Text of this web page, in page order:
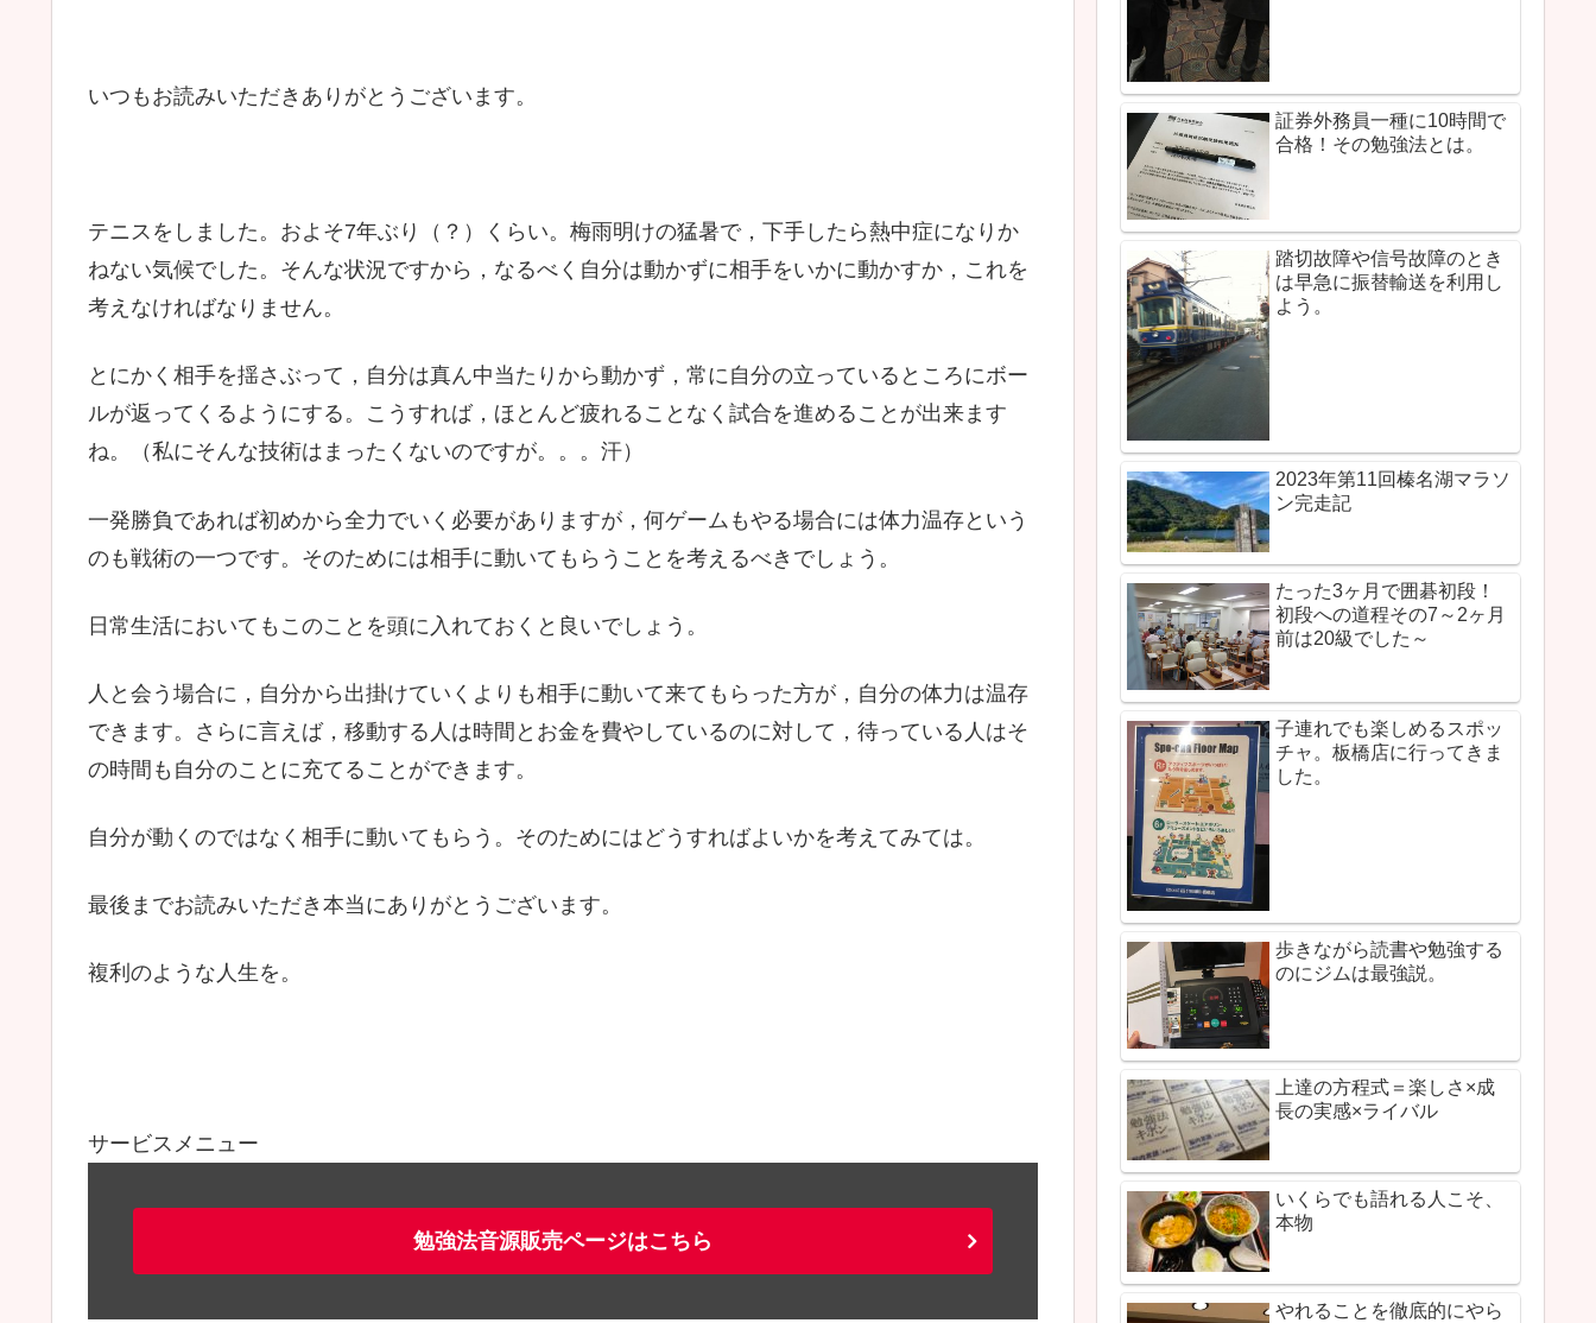
いつもお読みいただきありがとうございます。
テニスをしました。およそ7年ぶり（？）くらい。梅雨明けの猛暑で，下手したら熱中症になりか
ねない気候でした。そんな状況ですから，なるべく自分は動かずに相手をいかに動かすか，これを
考えなければなりません。
とにかく相手を揺さぶって，自分は真ん中当たりから動かず，常に自分の立っているところにボー
ルが返ってくるようにする。こうすれば，ほとんど疲れることなく試合を進めることが出来ます
ね。（私にそんな技術はまったくないのですが。。。汗）
一発勝負であれば初めから全力でいく必要がありますが，何ゲームもやる場合には体力温存という
のも戦術の一つです。そのためには相手に動いてもらうことを考えるべきでしょう。
日常生活においてもこのことを頭に入れておくと良いでしょう。
人と会う場合に，自分から出掛けていくよりも相手に動いて来てもらった方が，自分の体力は温存
できます。さらに言えば，移動する人は時間とお金を費やしているのに対して，待っている人はそ
の時間も自分のことに充てることができます。
自分が動くのではなく相手に動いてもらう。そのためにはどうすればよいかを考えてみては。
最後までお読みいただき本当にありがとうございます。
複利のような人生を。
サービスメニュー
勉強法音源販売ページはこちら
証券外務員一種に10時間で
合格！その勉強法とは。
踏切故障や信号故障のとき
は早急に振替輸送を利用し
よう。
2023年第11回榛名湖マラソ
ン完走記
たった3ヶ月で囲碁初段！
初段への道程その7～2ヶ月
前は20級でした～
子連れでも楽しめるスポッ
チャ。板橋店に行ってきま
した。
歩きながら読書や勉強する
のにジムは最強説。
上達の方程式＝楽しさ×成
長の実感×ライバル
いくらでも語れる人こそ、
本物
やれることを徹底的にやら